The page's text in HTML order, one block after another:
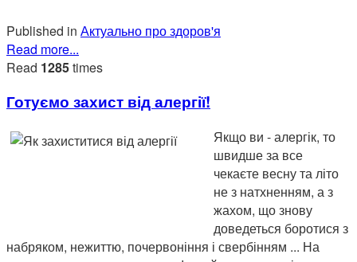
Published in Актуально про здоров'я
Read more...
Read 1285times
Готуємо захист від алергії!
Якщо ви - алергік, то
швидше за все
чекаєте весну та літо
не з натхненням, а з
жахом, що знову
доведеться боротися з
набряком, нежиттю, почервоніння і свербінням ... На